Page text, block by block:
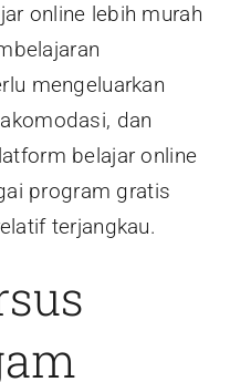
online lebih murah
mengeluarkan
dan
belajar online
program gratis
terjangkau.